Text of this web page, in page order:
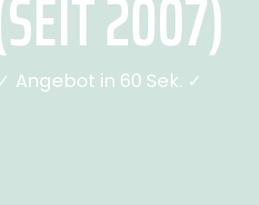
Angebot in 60 Sek. ✓